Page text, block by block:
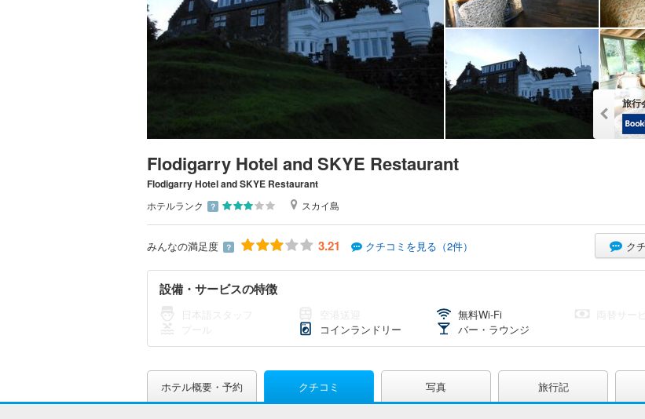
旅行
Flodigarry Hotel and SKYE Restaurant
Flodigarry Hotel and SKYE Restaurant
ホテルランク ？ スカイ島
みんなの満足度 ？ 3.21 クチコミを見る（2件） ク
設備・サービスの特徴
無料Wi-Fi
コインランドリー バー・ラウンジ
ホテル概要・予約 クチコミ 写真 旅行記